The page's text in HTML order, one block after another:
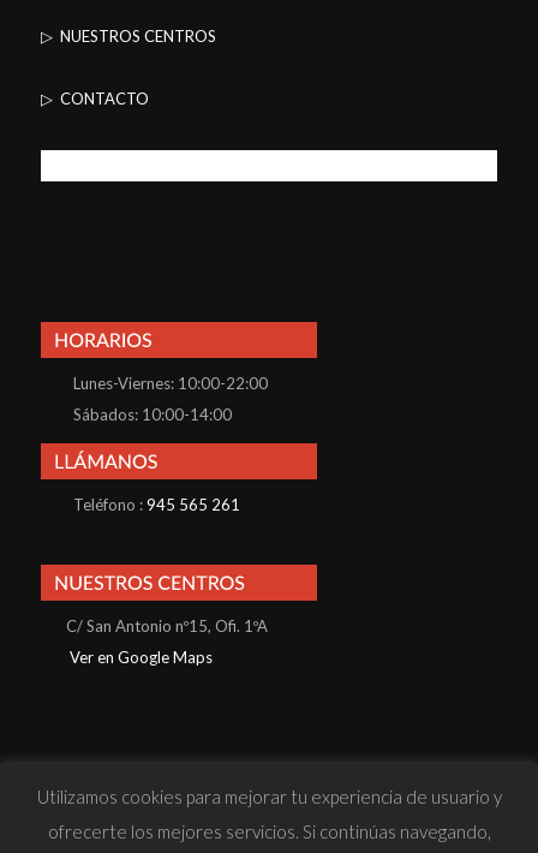
▷ NUESTROS CENTROS
▷ CONTACTO
Lunes-Viernes: 10:00-22:00
Sábados: 10:00-14:00
Teléfono :945 565 261
C/ San Antonio nº15, Ofi. 1ºA
Ver en Google Maps
· Política de Privacidad
Utilizamos cookies para mejorar tu experiencia de usuario y
ofrecerte los mejores servicios. Si continúas navegando,